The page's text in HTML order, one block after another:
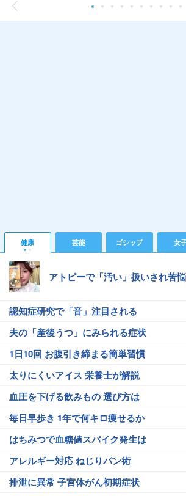
健康 芸能 ゴシップ 女
アトピーで「汚い」扱いされ苦悩
認知症研究で「音」注目される
夫の「産後うつ」にみられる症状
1日10回 お腹引き締まる簡単習慣
太りにくいアイス 栄養士が解説
血圧を下げる飲みもの 選び方は
毎日早歩き 1年で何キロ痩せるか
はちみつで血糖値スパイク発生は
アレルギー対応 ねじりパン術
排泄に異常 子宮体がん初期症状